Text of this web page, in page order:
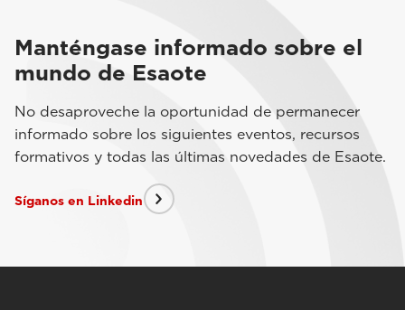
Manténgase informado sobre el
mundo de Esaote
No desaproveche la oportunidad de permanecer
informado sobre los siguientes eventos, recursos
formativos y todas las últimas novedades de Esaote.
Síganos en Linkedin